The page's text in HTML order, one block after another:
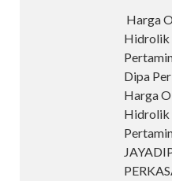
Harga
Hidrolik
Dipa
Harga
Hidrolik